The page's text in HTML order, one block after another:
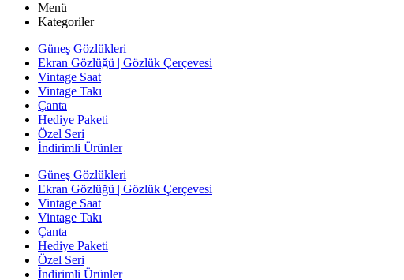
Menü
Kategoriler
Güneş Gözlükleri
Ekran Gözlüğü | Gözlük Çerçevesi
Vintage Saat
Vintage Takı
Çanta
Hediye Paketi
Özel Seri
İndirimli Ürünler
Güneş Gözlükleri
Ekran Gözlüğü | Gözlük Çerçevesi
Vintage Saat
Vintage Takı
Çanta
Hediye Paketi
Özel Seri
İndirimli Ürünler